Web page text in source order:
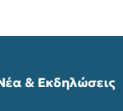
& Εκδηλώσεις